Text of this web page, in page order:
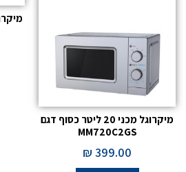
מיקרוגל מכני 20 ליטר כסוף דגם
MM720C2GS
399.00
₪